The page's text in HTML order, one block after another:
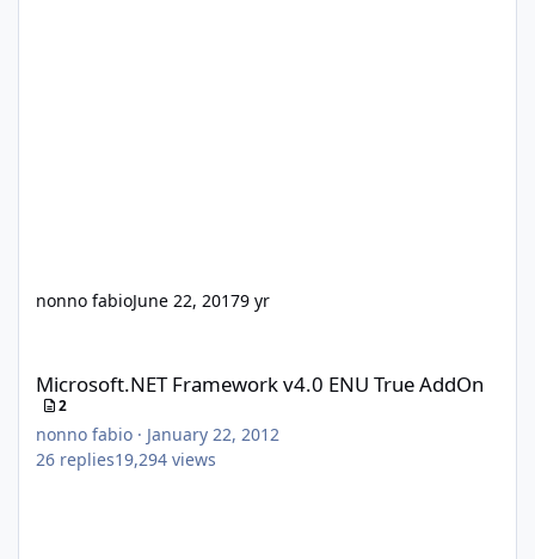
nonno fabioJune 22, 20179 yr
Microsoft.NET Framework v4.0 ENU True AddOn
2
nonno fabio · January 22, 2012
26 replies19,294 views